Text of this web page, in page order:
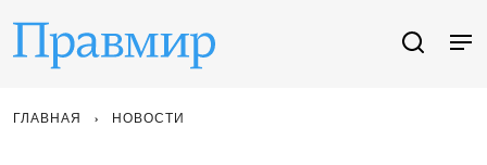
ГЛАВНАЯ НОВОСТИ